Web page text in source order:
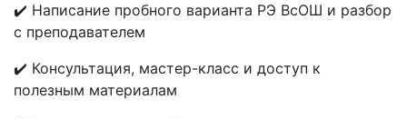
✔️ Написание пробного варианта РЭ ВсОШ и разбор
с преподавателем
✔️ Консультация, мастер-класс и доступ к
полезным материалам